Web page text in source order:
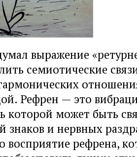
выражение
семиотические
Рефрен — это
которой может быть
знаков и нервных
восприятие рефрена,